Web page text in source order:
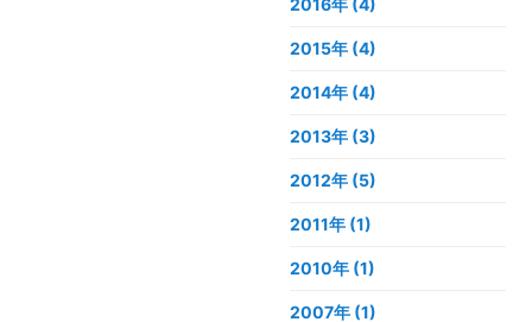
2016年 (4)
2015年 (4)
2014年 (4)
2013年 (3)
2012年 (5)
2011年 (1)
2010年 (1)
2007年 (1)